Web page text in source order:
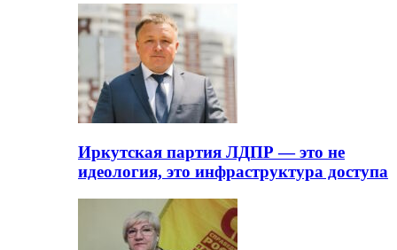
Иркутская партия ЛДПР — это не
идеология, это инфраструктура доступа